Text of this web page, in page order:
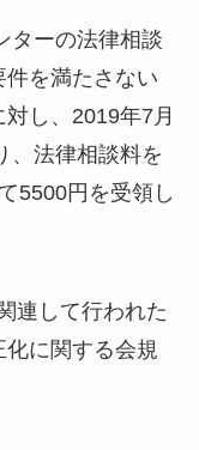
ターの法律相談
を満たさない
し、2019年7月
、法律相談料を
5500円を受領し
連して行われた
に関する会規